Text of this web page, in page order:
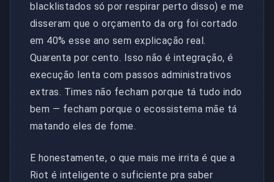
blacklistados só por respirar perto disso) e me
disseram que o orçamento da org foi cortado
em 40% esse ano sem explicação real.
Quarenta por cento. Isso não é integração, é
execução lenta com passos administrativos
extras. Times não fecham porque tá tudo indo
bem — fecham porque o ecossistema mãe tá
matando eles de fome.
E honestamente, o que mais me irrita é que a
Riot é inteligente o suficiente pra saber